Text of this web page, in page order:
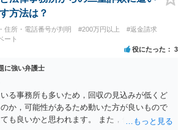
口座の解約処理をすることをお勧め致します。
方法は？
住所・電話番号が判明 #200万円以上
#返金請求
ート
役にたった 3
に強い弁護士
る事務所も多いため，回収の見込みが低くど
か，可能性があるため動いた方が良いもので
も良いかと思われます。 また，依頼された弁